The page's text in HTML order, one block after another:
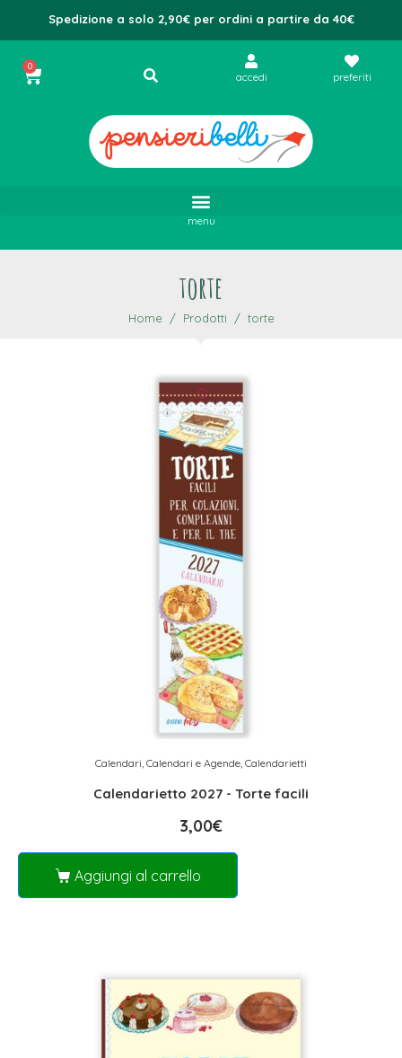
Spedizione a solo 2,90€ per ordini a partire da 40€
0
accedi preferiti
menu
torte
Home Prodotti torte
Calendari, Calendari e Agende, Calendarietti
Calendarietto 2027 - Torte facili
3,00€
Aggiungi al carrello